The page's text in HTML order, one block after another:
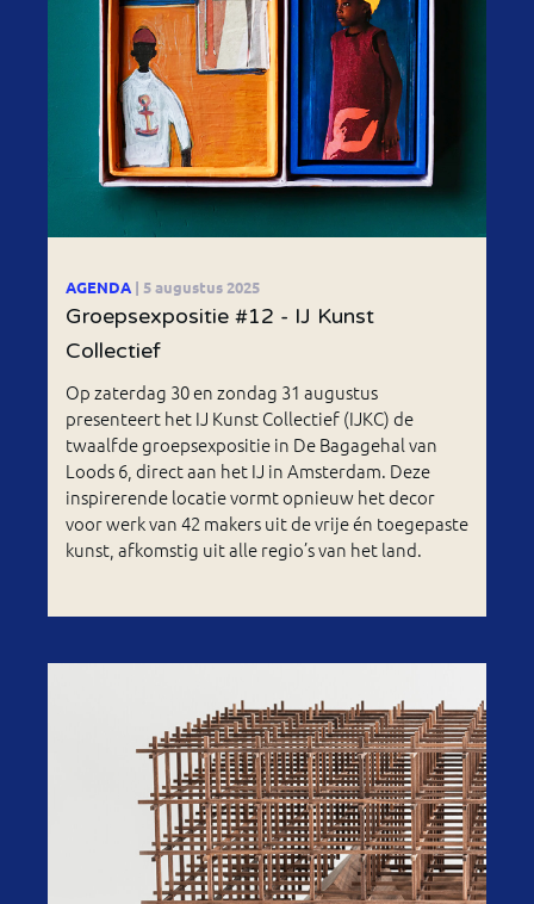
AGENDA | 5 augustus 2025
Groepsexpositie #12 - IJ Kunst
Collectief
Op zaterdag 30 en zondag 31 augustus
presenteert het IJ Kunst Collectief (IJKC) de
twaalfde groepsexpositie in De Bagagehal van
Loods 6, direct aan het IJ in Amsterdam. Deze
inspirerende locatie vormt opnieuw het decor
voor werk van 42 makers uit de vrije én toegepaste
kunst, afkomstig uit alle regio’s van het land.